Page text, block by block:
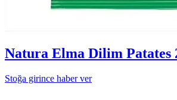
Natura Elma Dilim Patates
Stoğa girince haber ver